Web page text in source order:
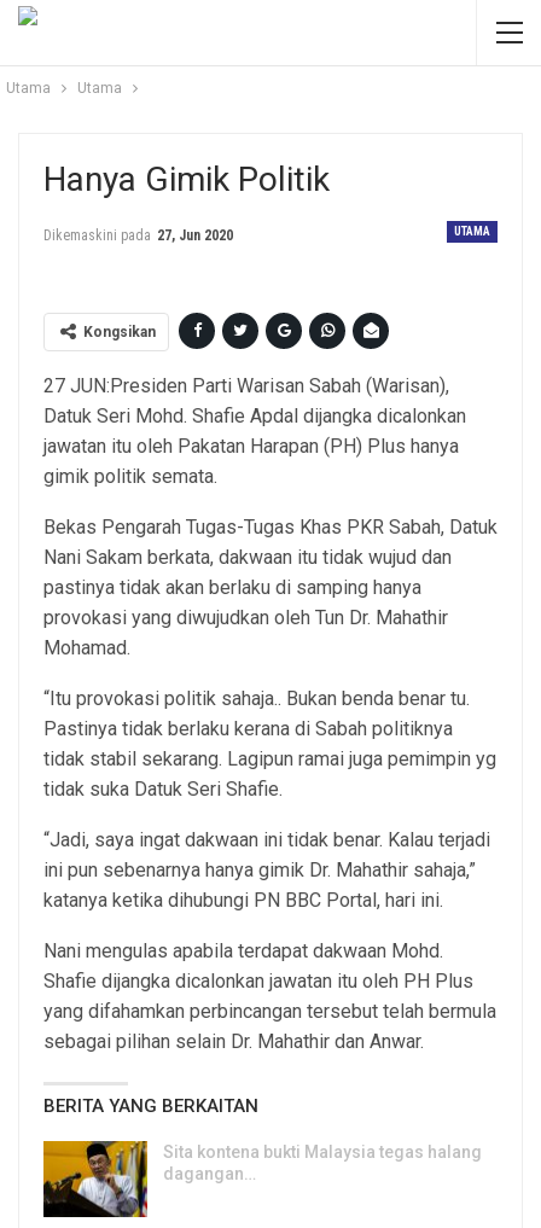
Utama Utama
Hanya Gimik Politik
UTAMA
Dikemaskini pada 27, Jun 2020
Kongsikan
27 JUN:Presiden Parti Warisan Sabah (Warisan),
Datuk Seri Mohd. Shafie Apdal dijangka dicalonkan
jawatan itu oleh Pakatan Harapan (PH) Plus hanya
gimik politik semata.
Bekas Pengarah Tugas-Tugas Khas PKR Sabah, Datuk
Nani Sakam berkata, dakwaan itu tidak wujud dan
pastinya tidak akan berlaku di samping hanya
provokasi yang diwujudkan oleh Tun Dr. Mahathir
Mohamad.
“Itu provokasi politik sahaja.. Bukan benda benar tu.
Pastinya tidak berlaku kerana di Sabah politiknya
tidak stabil sekarang. Lagipun ramai juga pemimpin yg
tidak suka Datuk Seri Shafie.
“Jadi, saya ingat dakwaan ini tidak benar. Kalau terjadi
ini pun sebenarnya hanya gimik Dr. Mahathir sahaja,”
katanya ketika dihubungi PN BBC Portal, hari ini.
Nani mengulas apabila terdapat dakwaan Mohd.
Shafie dijangka dicalonkan jawatan itu oleh PH Plus
yang difahamkan perbincangan tersebut telah bermula
sebagai pilihan selain Dr. Mahathir dan Anwar.
BERITA YANG BERKAITAN
Sita kontena bukti Malaysia tegas halang
dagangan…